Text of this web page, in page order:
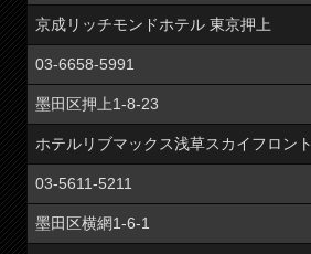
京成リッチモンドホテル 東京押上
03-6658-5991
墨田区押上1-8-23
ホテルリブマックス浅草スカイフロント
03-5611-5211
墨田区横網1-6-1